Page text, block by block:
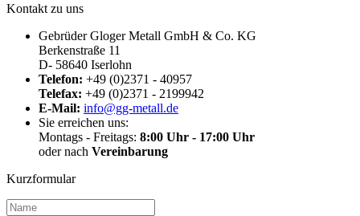
Kontakt zu uns
Gebrüder Gloger Metall GmbH & Co. KG
Berkenstraße 11
D- 58640 Iserlohn
Telefon: +49 (0)2371 - 40957
Telefax: +49 (0)2371 - 2199942
E-Mail: info@gg-metall.de
Sie erreichen uns:
Montags - Freitags: 8:00 Uhr - 17:00 Uhr
oder nach Vereinbarung
Kurzformular